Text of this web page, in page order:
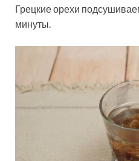
Грецкие орехи
минуты.